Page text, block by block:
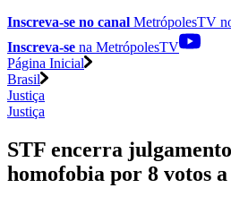
Inscreva-se no canal MetrópolesTV
Inscreva-se na MetrópolesTV
Página Inicial
Brasil
Justiça
Justiça
STF encerra
homofobia por 8 votos a